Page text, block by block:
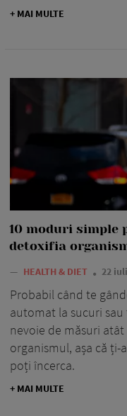
+ MAI MULTE
10 moduri simple
detoxifia
— HEALTH & DIET 22
Probabil când te
automat la sucuri
nevoie de măsuri
organismul, așa că
poți încerca.
+ MAI MULTE